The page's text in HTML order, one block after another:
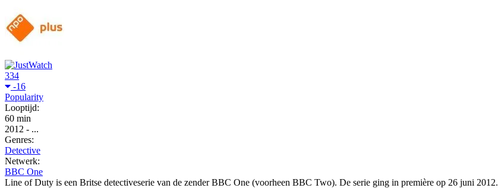
334
-16
Popularity
Looptijd:
60 min
2012 - ...
Genres:
Detective
Netwerk:
BBC One
Line of Duty is een Britse detectiveserie van de zender BBC One (voorheen BBC Two). De serie ging in première op 26 juni 2012.